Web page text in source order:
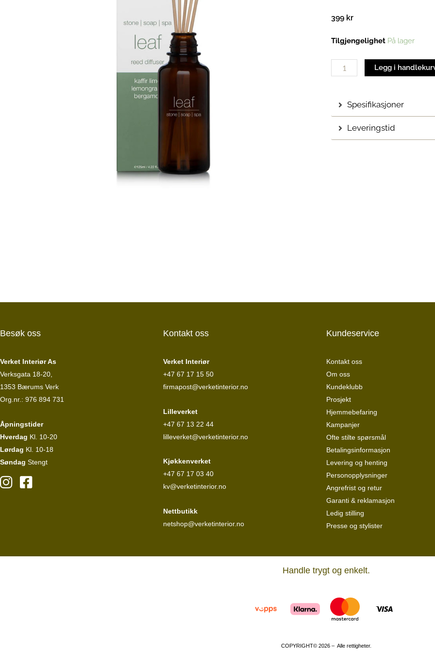
399 kr
Tilgjengelighet På lager
Duftpinner
Blad
antall
Legg i
Spesifikasjoner
Leveringstid
Besøk oss
Verket Interiør As
Verksgata 18-20,
1353 Bærums Verk
Org.nr.: 976 894 731
Åpningstider
Hverdag Kl. 10-20
Lørdag Kl. 10-18
Søndag Stengt
Kontakt oss
Verket Interiør
+47 67 17 15 50
firmapost@verketinterior.no
Lilleverket
+47 67 13 22 44
lilleverket@verketinterior.no
Kjøkkenverket
+47 67 17 03 40
kv@verketinterior.no
Nettbutikk
netshop@verketinterior.no
Kundeservice
Kontakt oss
Om oss
Kundeklubb
Prosjekt
Hjemmebefaring
Kampanjer
Ofte stilte spørsmål
Betalingsinformasjon
Levering og henting
Personopplysninger
Angrefrist og retur
Garanti & reklamasjon
Ledig stilling
Presse og stylister
Handle trygt og enkelt.
COPYRIGHT© 2026 – Alle rettigheter.